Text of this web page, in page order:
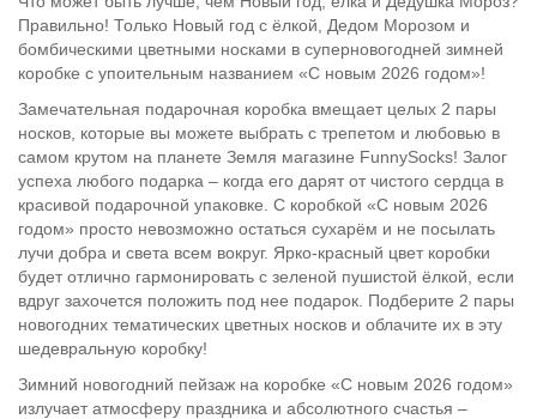
Правильно! Только Новый год с ёлкой, Дедом Морозом и
бомбическими цветными носками в суперновогодней зимней
коробке с упоительным названием «С новым 2026 годом»!
Замечательная подарочная коробка вмещает целых 2 пары
носков, которые вы можете выбрать с трепетом и любовью в
самом крутом на планете Земля магазине FunnySocks! Залог
успеха любого подарка – когда его дарят от чистого сердца в
красивой подарочной упаковке. С коробкой «С новым 2026
годом» просто невозможно остаться сухарём и не посылать
лучи добра и света всем вокруг. Ярко-красный цвет коробки
будет отлично гармонировать с зеленой пушистой ёлкой, если
вдруг захочется положить под нее подарок. Подберите 2 пары
новогодних тематических цветных носков и облачите их в эту
шедевральную коробку!
Зимний новогодний пейзаж на коробке «С новым 2026 годом»
излучает атмосферу праздника и абсолютного счастья –